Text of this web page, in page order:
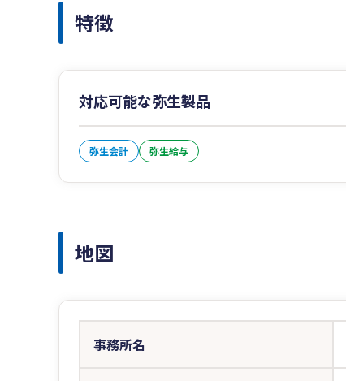
特徴
対応可能な弥生製品
弥生会計 弥生給与
地図
事務所名